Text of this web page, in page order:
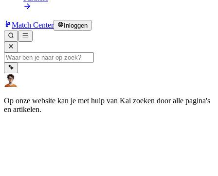
Match Center Inloggen
Op onze website kan je met hulp van Kai zoeken door alle pagina's
en artikelen.